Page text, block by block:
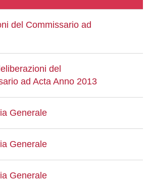
del Commissario ad
del
ad Acta Anno 2013
Generale
Generale
Generale